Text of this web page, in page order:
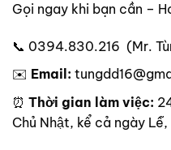
Gọi ngay khi bạn cần –
📞 0394.830.216 (Mr.
✉️ Email:
⏰ Thời gian làm việc:
Chủ Nhật, kể cả ngày